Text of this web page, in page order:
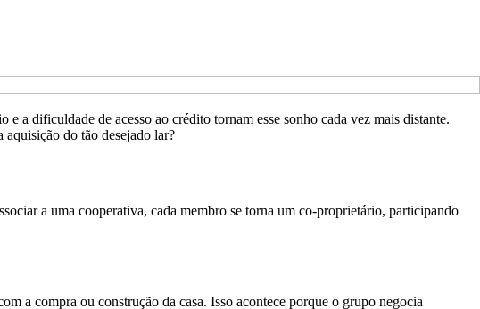
a dificuldade de acesso ao crédito tornam esse sonho cada vez mais distante.
aquisição do tão desejado lar?
a uma cooperativa, cada membro se torna um co-proprietário, participando
a compra ou construção da casa. Isso acontece porque o grupo negocia